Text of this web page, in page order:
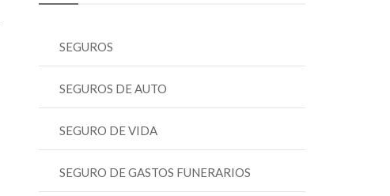
SEGUROS
SEGUROS DE AUTO
SEGURO DE VIDA
SEGURO DE GASTOS FUNERARIOS